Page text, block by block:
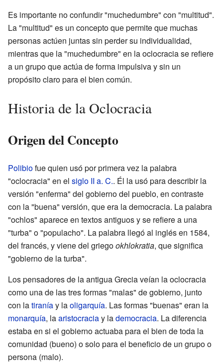
Es importante no confundir "muchedumbre" con "multitud".
La "multitud" es un concepto que permite que muchas
personas actúen juntas sin perder su individualidad,
mientras que la "muchedumbre" en la oclocracia se refiere
a un grupo que actúa de forma impulsiva y sin un
propósito claro para el bien común.
Historia de la Oclocracia
Origen del Concepto
Polibiofue quien usó por primera vez la palabra
"oclocracia" en el siglo II a. C.. Él la usó para describir la
versión "enferma" del gobierno del pueblo, en contraste
con la "buena" versión, que era la democracia. La palabra
"ochlos" aparece en textos antiguos y se refiere a una
"turba" o "populacho". La palabra llegó al inglés en 1584,
del francés, y viene del griegookhlokratia, que significa
"gobierno de la turba".
Los pensadores de la antigua Grecia veían la oclocracia
como una de las tres formas "malas" de gobierno, junto
con latiraníay laoligarquía. Las formas "buenas" eran la
monarquía, laaristocraciay lademocracia. La diferencia
estaba en si el gobierno actuaba para el bien de toda la
comunidad (bueno) o solo para el beneficio de un grupo o
persona (malo).